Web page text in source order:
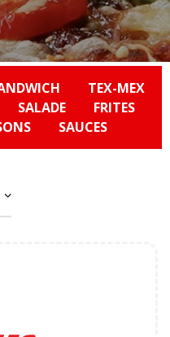
TEX-MEX
SALADE
FRITES
SAUCES